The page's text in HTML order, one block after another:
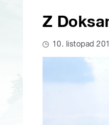
Z
10. listopad